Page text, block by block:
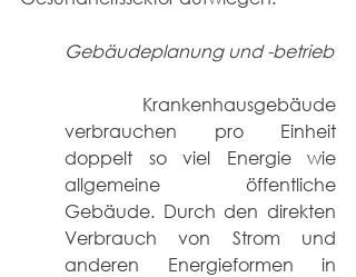
Gebäudeplanung und -betrieb
verbrauchen pro Einheit
doppelt so viel Energie wie
allgemeine öffentliche
Gebäude. Durch den direkten
Verbrauch von Strom und
anderen Energieformen in